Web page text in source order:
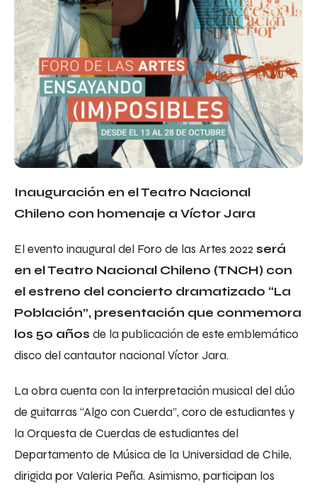
Inauguración en el Teatro Nacional
Chileno con homenaje a Víctor Jara
El evento inaugural del Foro de las Artes 2022 será
en el Teatro Nacional Chileno (TNCH) con
el estreno del concierto dramatizado “La
Población”, presentación que conmemora
los 50 años de la publicación de este emblemático
disco del cantautor nacional Víctor Jara.
La obra cuenta con la interpretación musical del dúo
de guitarras “Algo con Cuerda”, coro de estudiantes y
la Orquesta de Cuerdas de estudiantes del
Departamento de Música de la Universidad de Chile,
dirigida por Valeria Peña. Asimismo, participan los